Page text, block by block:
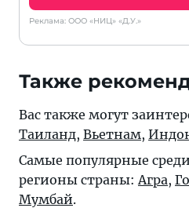
Реклама: ООО «НИЦ» «Д.У.»
Также
Вас также могут
Таиланд, Вьетнам,
Самые популярные
регионы страны: Агра,
Мумбай.